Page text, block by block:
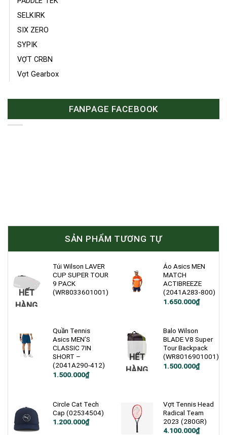
SELKIRK
SIX ZERO
SYPIK
VỢT CRBN
Vợt Gearbox
FANPAGE FACEBOOK
SẢN PHẨM TƯƠNG TỰ
HẾT
HÀNG
Túi Wilson LAVER
CUP SUPER TOUR
9 PACK
(WR8033601001)
Áo Asics MEN
MATCH
ACTIBREEZE
(2041A283-800)
1.650.000₫
Quần Tennis
Asics MEN’S
CLASSIC 7IN
SHORT –
(2041A290-412)
1.500.000₫
HẾT
HÀNG
Balo Wilson
BLADE V8 Super
Tour Backpack
(WR8016901001)
Giá
1.500.000₫
Giá
Circle Cat Tech
Cap (02534504)
1.200.000₫
Vợt Tennis Head
Radical Team
2023 (280GR)
4.100.000₫